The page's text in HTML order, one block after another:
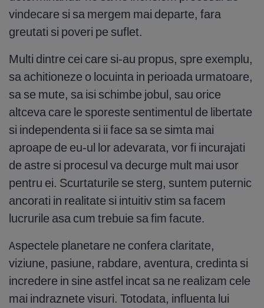
vindecare si sa mergem mai departe, fara
greutati si poveri pe suflet.
Multi dintre cei care si-au propus, spre exemplu,
sa achitioneze o locuinta in perioada urmatoare,
sa se mute, sa isi schimbe jobul, sau orice
altceva care le sporeste sentimentul de libertate
si independenta si ii face sa se simta mai
aproape de eu-ul lor adevarata, vor fi incurajati
de astre si procesul va decurge mult mai usor
pentru ei. Scurtaturile se sterg, suntem puternic
ancorati in realitate si intuitiv stim sa facem
lucrurile asa cum trebuie sa fim facute.
Aspectele planetare ne confera claritate,
viziune, pasiune, rabdare, aventura, credinta si
incredere in sine astfel incat sa ne realizam cele
mai indraznete visuri. Totodata, influenta lui